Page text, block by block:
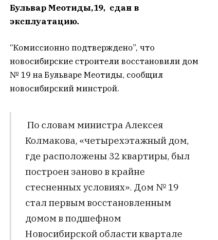
Бульвар Меотиды,19, сдан в
эксплуатацию.
“Комиссионно подтверждено”, что
новосибирские строители восстановили дом
№ 19 на Бульваре Меотиды, сообщил
новосибирский минстрой.
По словам министра Алексея
Колмакова, «четырехэтажный дом,
где расположены 32 квартиры, был
построен заново в крайне
стесненных условиях». Дом № 19
стал первым восстановленным
домом в подшефном
Новосибирской области квартале